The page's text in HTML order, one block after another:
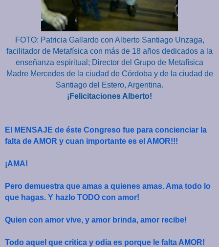
FOTO: Patricia Gallardo con Alberto Santiago Unzaga,
facilitador de Metafísica con más de 18 años dedicados a la
enseñanza espiritual; Director del Grupo de Metafísica
Madre Mercedes de la ciudad de Córdoba y de la ciudad de
Santiago del Estero, Argentina.
¡Felicitaciones Alberto!
El MENSAJE de éste Congreso fue para concienciar la
falta de AMOR y cuan importante es el AMOR!!!
¡AMA!
Pero demuestra que amas a quienes amas. Ama todo lo
que hagas. Y hazlo TODO con amor!
Quien con amor vive, y amor brinda, amor recibe!
Todo aquel que critica y odia es porque le falta AMOR!